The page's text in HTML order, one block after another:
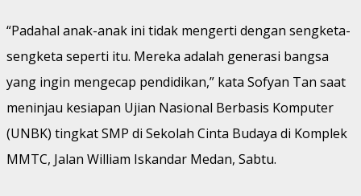
“Padahal anak-anak ini tidak mengerti dengan sengketa-
sengketa seperti itu. Mereka adalah generasi bangsa
yang ingin mengecap pendidikan,” kata Sofyan Tan saat
meninjau kesiapan Ujian Nasional Berbasis Komputer
(UNBK) tingkat SMP di Sekolah Cinta Budaya di Komplek
MMTC, Jalan William Iskandar Medan, Sabtu.